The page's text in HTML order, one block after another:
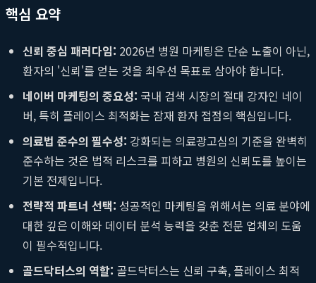
핵심 요약
신뢰 중심 패러다임: 2026년 병원 마케팅은 단순 노출이 아닌,
환자의 '신뢰'를 얻는 것을 최우선 목표로 삼아야 합니다.
네이버 마케팅의 중요성: 국내 검색 시장의 절대 강자인 네이
버, 특히 플레이스 최적화는 잠재 환자 접점의 핵심입니다.
의료법 준수의 필수성: 강화되는 의료광고심의 기준을 완벽히
준수하는 것은 법적 리스크를 피하고 병원의 신뢰도를 높이는
기본 전제입니다.
전략적 파트너 선택: 성공적인 마케팅을 위해서는 의료 분야에
대한 깊은 이해와 데이터 분석 능력을 갖춘 전문 업체의 도움
이 필수적입니다.
골드닥터스의 역할: 골드닥터스는 신뢰 구축, 플레이스 최적